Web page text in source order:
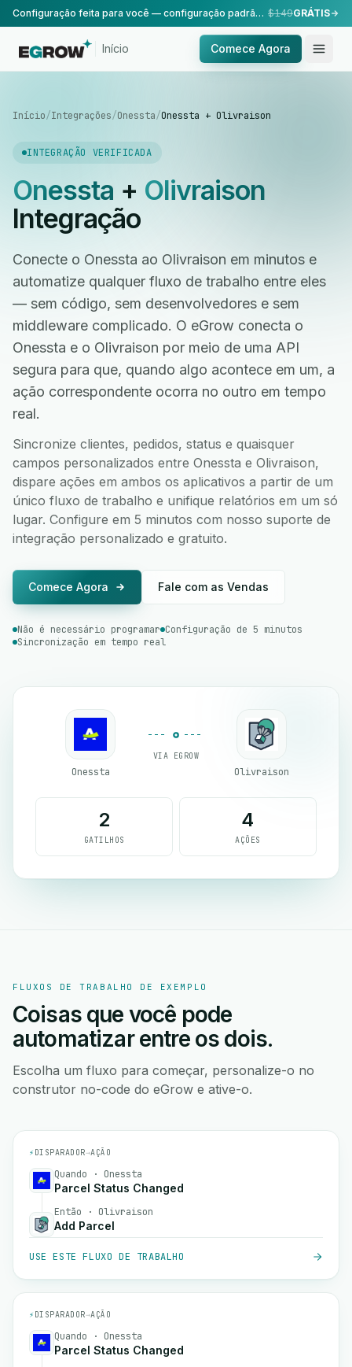
Configuração feita para você — configuração padrão, realizada pela nossa equipe. $149GRÁTIS
Início Comece Agora
Início/Integrações/Onessta/Onessta + Olivraison
INTEGRAÇÃO VERIFICADA
Onessta + Olivraison
Integração
Conecte o Onessta ao Olivraison em minutos e
automatize qualquer fluxo de trabalho entre eles
— sem código, sem desenvolvedores e sem
middleware complicado. O eGrow conecta o
Onessta e o Olivraison por meio de uma API
segura para que, quando algo acontece em um, a
ação correspondente ocorra no outro em tempo
real.
Sincronize clientes, pedidos, status e quaisquer
campos personalizados entre Onessta e Olivraison,
dispare ações em ambos os aplicativos a partir de um
único fluxo de trabalho e unifique relatórios em um só
lugar. Configure em 5 minutos com nosso suporte de
integração personalizado e gratuito.
Comece Agora Fale com as Vendas
Não é necessário programar Configuração de 5 minutos
Sincronização em tempo real
Onessta
VIA EGROW
Olivraison
2
GATILHOS
4
AÇÕES
FLUXOS DE TRABALHO DE EXEMPLO
Coisas que você pode
automatizar entre os dois.
Escolha um fluxo para começar, personalize-o no
construtor no-code do eGrow e ative-o.
⚡ DISPARADOR→AÇÃO
Quando · Onessta
Parcel Status Changed
Então · Olivraison
Add Parcel
USE ESTE FLUXO DE TRABALHO
⚡ DISPARADOR→AÇÃO
Quando · Onessta
Parcel Status Changed